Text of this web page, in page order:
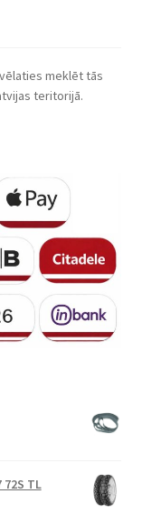
meklēt tās
teritorijā.
72S TL